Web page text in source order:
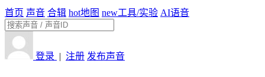
首页 声音 合辑 hot地图 new工具/实验 AI语音
登录 | 注册 发布声音